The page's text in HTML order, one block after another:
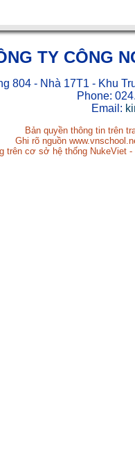
TY CÔNG
804 - Nhà 17T1 - Khu
Phone:
Email:
Bản quyền thông tin trên
Ghi rõ nguồn
trên cơ sở hệ thống NukeViet